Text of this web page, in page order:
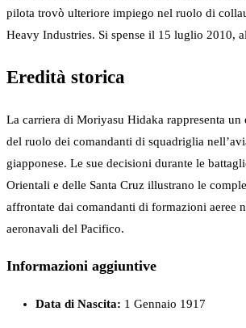
pilota trovò ulteriore impiego nel ruolo di
Heavy Industries. Si spense il 15 luglio 2010,
Eredità storica
La carriera di Moriyasu Hidaka rappresenta
del ruolo dei comandanti di squadriglia
giapponese. Le sue decisioni durante le
Orientali e delle Santa Cruz illustrano le
affrontate dai comandanti di formazioni aeree
aeronavali del Pacifico.
Informazioni aggiuntive
Data di Nascita: 1 Gennaio 1917